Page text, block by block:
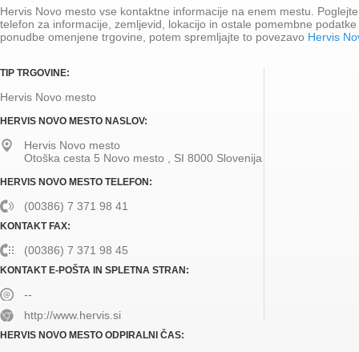
Hervis Novo mesto vse kontaktne informacije na enem mestu.
telefon za informacije, zemljevid, lokacijo in ostale pomembne
ponudbe omenjene trgovine, potem spremljajte to povezavo Hervis
TIP TRGOVINE:
Hervis Novo mesto
HERVIS NOVO MESTO NASLOV:
Hervis Novo mesto
Otoška cesta 5 Novo mesto SI 8000 Slovenija
HERVIS NOVO MESTO TELEFON:
(00386) 7 371 98 41
KONTAKT FAX:
(00386) 7 371 98 45
KONTAKT E-POŠTA IN SPLETNA STRAN:
--
http://www.hervis.si
HERVIS NOVO MESTO ODPIRALNI ČAS: